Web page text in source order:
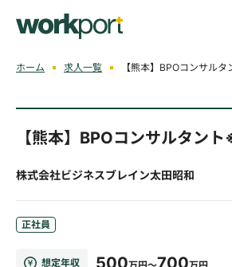
ホーム 求人一覧 【熊本】BPOコンサル
【熊本】BPOコンサルタン
株式会社ビジネスブレイン太田昭和
正社員
想定年収 500万円～700万円